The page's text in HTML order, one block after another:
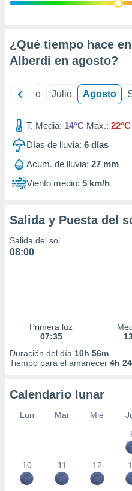
e
mediante
publicidad
de
1199
¿Qué tiempo hace
Alberdi en agosto?
Junio Julio Agosto
T. Media: 14°C Max.: 22°C
Días de lluvia: 6 días
Acum. de lluvia: 27 mm
Viento medio: 5 km/h
Salida y Puesta del
Salida del sol
08:00
Primera luz
07:35
Duración del día 10h 56m
Tiempo para el amanecer 4h
Calendario lunar
Lun Mar Mié
10 11 12